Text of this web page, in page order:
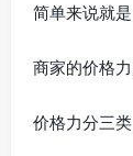
简单来说就
商家的价格
价格力分三